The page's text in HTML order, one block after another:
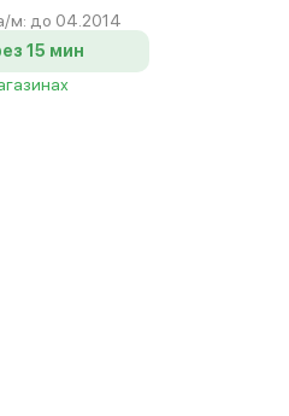
м: до 04.2014
15 мин